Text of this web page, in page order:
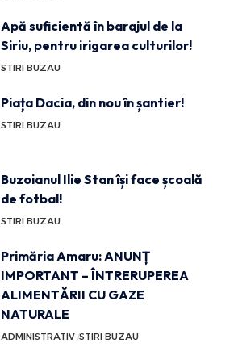
Apă suficientă în barajul de la
Siriu, pentru irigarea culturilor!
STIRI BUZAU
Piața Dacia, din nou în șantier!
STIRI BUZAU
Buzoianul Ilie Stan își face școală
de fotbal!
STIRI BUZAU
Primăria Amaru: ANUNȚ
IMPORTANT – ÎNTRERUPEREA
ALIMENTĂRII CU GAZE
NATURALE
ADMINISTRATIV STIRI BUZAU